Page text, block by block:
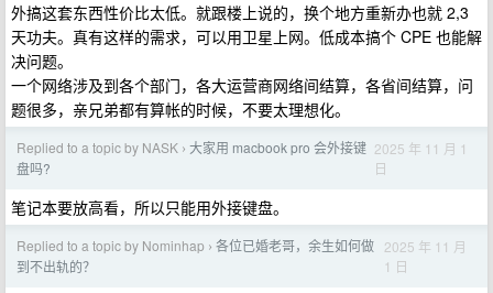
外搞这套东西性价比太低。就跟楼上说的，换个地方重新办也就 2,3
天功夫。真有这样的需求，可以用卫星上网。低成本搞个 CPE 也能解
决问题。
一个网络涉及到各个部门，各大运营商网络间结算，各省间结算，问
题很多，亲兄弟都有算帐的时候，不要太理想化。
Replied to a topic by NASK › 大家用 macbook pro 会外接键
盘吗?
2025 年 11 月 1
日
笔记本要放高看，所以只能用外接键盘。
Replied to a topic by Nominhap › 各位已婚老哥，余生如何做
到不出轨的？
2025 年 11 月
1 日